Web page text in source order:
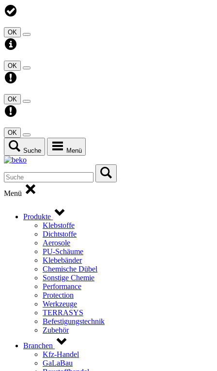
OK
OK
OK
OK
Suche Menü
Menü
Produkte
Klebstoffe
Dichtstoffe
Aerosole
PU-Schäume
Klebebänder
Chemische Dübel
Sonstige Chemie
Performance
Protection
Werkzeuge
TERRASYS
Befestigungstechnik
Zubehör
Branchen
Kfz-Handel
GaLaBau